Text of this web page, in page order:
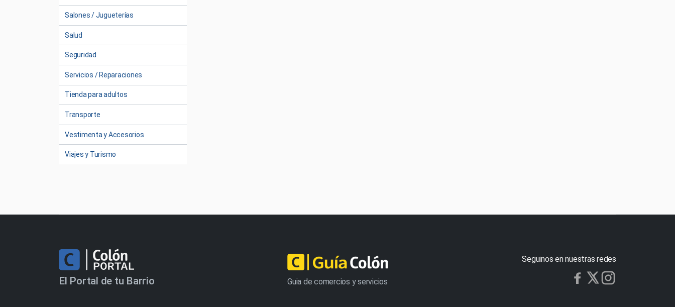
Salones / Jugueterías
Salud
Seguridad
Servicios / Reparaciones
Tienda para adultos
Transporte
Vestimenta y Accesorios
Viajes y Turismo
El Portal de tu Barrio Guia de comercios y servicios
Seguinos en nuestras redes